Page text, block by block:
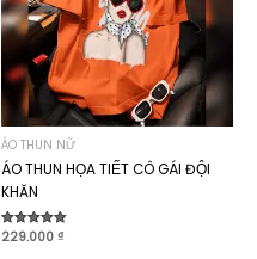
ÁO THUN NỮ
ÁO THUN HỌA TIẾT CÔ GÁI ĐỘI
KHĂN
Được xếp
229.000 ₫